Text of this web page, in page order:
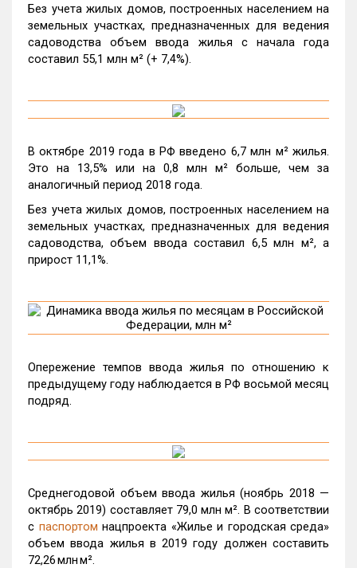
Без учета жилых домов, построенных населением на
земельных участках, предназначенных для ведения
садоводства объем ввода жилья с начала года
составил 55,1 млн м² (+ 7,4%).
В октябре 2019 года в РФ введено 6,7 млн м² жилья.
Это на 13,5% или на 0,8 млн м² больше, чем за
аналогичный период 2018 года.
Без учета жилых домов, построенных населением на
земельных участках, предназначенных для ведения
садоводства, объем ввода составил 6,5 млн м², а
прирост 11,1%.
Опережение темпов ввода жилья по отношению к
предыдущему году наблюдается в РФ восьмой месяц
подряд.
Среднегодовой объем ввода жилья (ноябрь 2018 —
октябрь 2019) составляет 79,0 млн м². В соответствии
с паспортом нацпроекта «Жилье и городская среда»
объем ввода жилья в 2019 году должен составить
72,26 млн м².